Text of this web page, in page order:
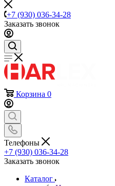
+7 (930) 036-34-28
Заказать звонок
Корзина 0
Телефоны
+7 (930) 036-34-28
Заказать звонок
Каталог